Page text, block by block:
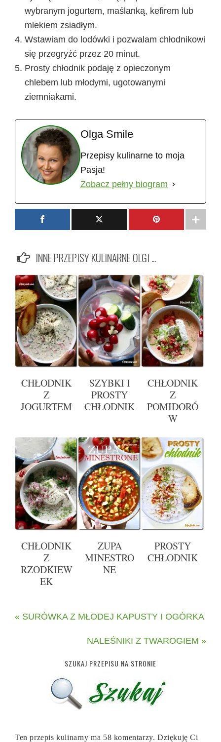
wybranym jogurtem, maślanką, kefirem lub
mlekiem zsiadłym.
Wstawiam do lodówki i pozwalam chłodnikowi
się przegryźć przez 20 minut.
Prosty chłodnik podaję z opieczonym
chlebem lub młodymi, ugotowanymi
ziemniakami.
Olga Smile
Przepisy kulinarne to moja
Pasja!
Zobacz pełny biogram
INNE PRZEPISY KULINARNE OLGI ...
CHŁODNIK
Z
JOGURTEM
SZYBKI I
PROSTY
CHŁODNIK
CHŁODNIK
Z
POMIDORÓ
W
CHŁODNIK
Z
RZODKIEW
EK
ZUPA
MINESTRO
NE
PROSTY
CHŁODNIK
« SURÓWKA Z MŁODEJ KAPUSTY I OGÓRKA
NALEŚNIKI Z TWAROGIEM »
SZUKAJ PRZEPISU NA STRONIE
Ten przepis kulinarny ma 58 komentarzy. Dziękuję Ci